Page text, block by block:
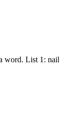
List 1: